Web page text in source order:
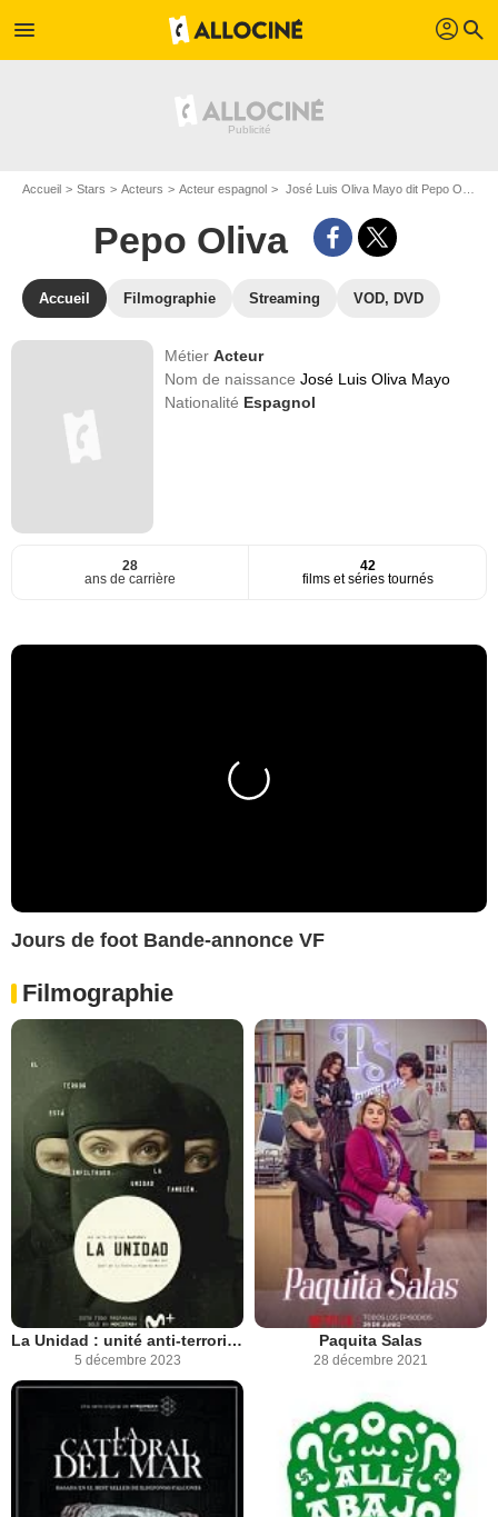
menu profil search
Accueil Stars Acteurs Acteur espagnol José Luis Oliva Mayo dit Pepo Oliva
Pepo Oliva
Accueil Filmographie Streaming VOD, DVD
MétierActeur
Nom de naissanceJosé Luis Oliva Mayo
Nationalité Espagnol
28
ans de carrière
42
films et séries tournés
Jours de foot Bande-annonce VF
Filmographie
La Unidad : unité anti-terroriste
5 décembre 2023
Paquita Salas
28 décembre 2021